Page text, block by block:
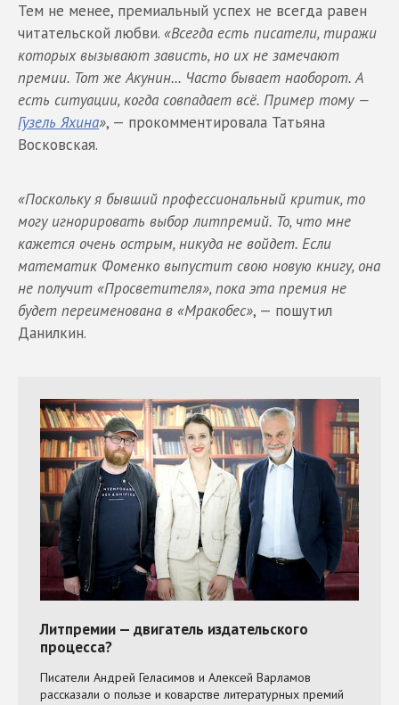
Тем не менее, премиальный успех не всегда равен
читательской любви. «Всегда есть писатели, тиражи
которых вызывают зависть, но их не замечают
премии. Тот же Акунин... Часто бывает наоборот. А
есть ситуации, когда совпадает всё. Пример тому —
Гузель Яхина», — прокомментировала Татьяна
Восковская.
«Поскольку я бывший профессиональный критик, то
могу игнорировать выбор литпремий. То, что мне
кажется очень острым, никуда не войдет. Если
математик Фоменко выпустит свою новую книгу, она
не получит «Просветителя», пока эта премия не
будет переименована в «Мракобес», — пошутил
Данилкин.